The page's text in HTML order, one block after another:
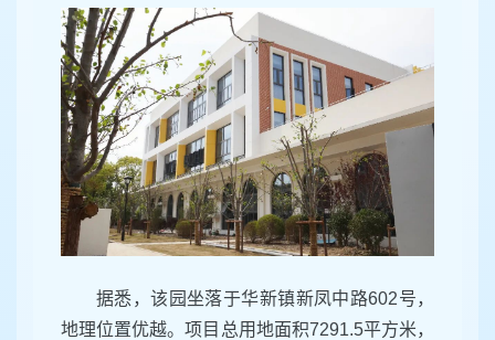
据悉，该园坐落于华新镇新凤中路602号，
地理位置优越。项目总用地面积7291.5平方米，